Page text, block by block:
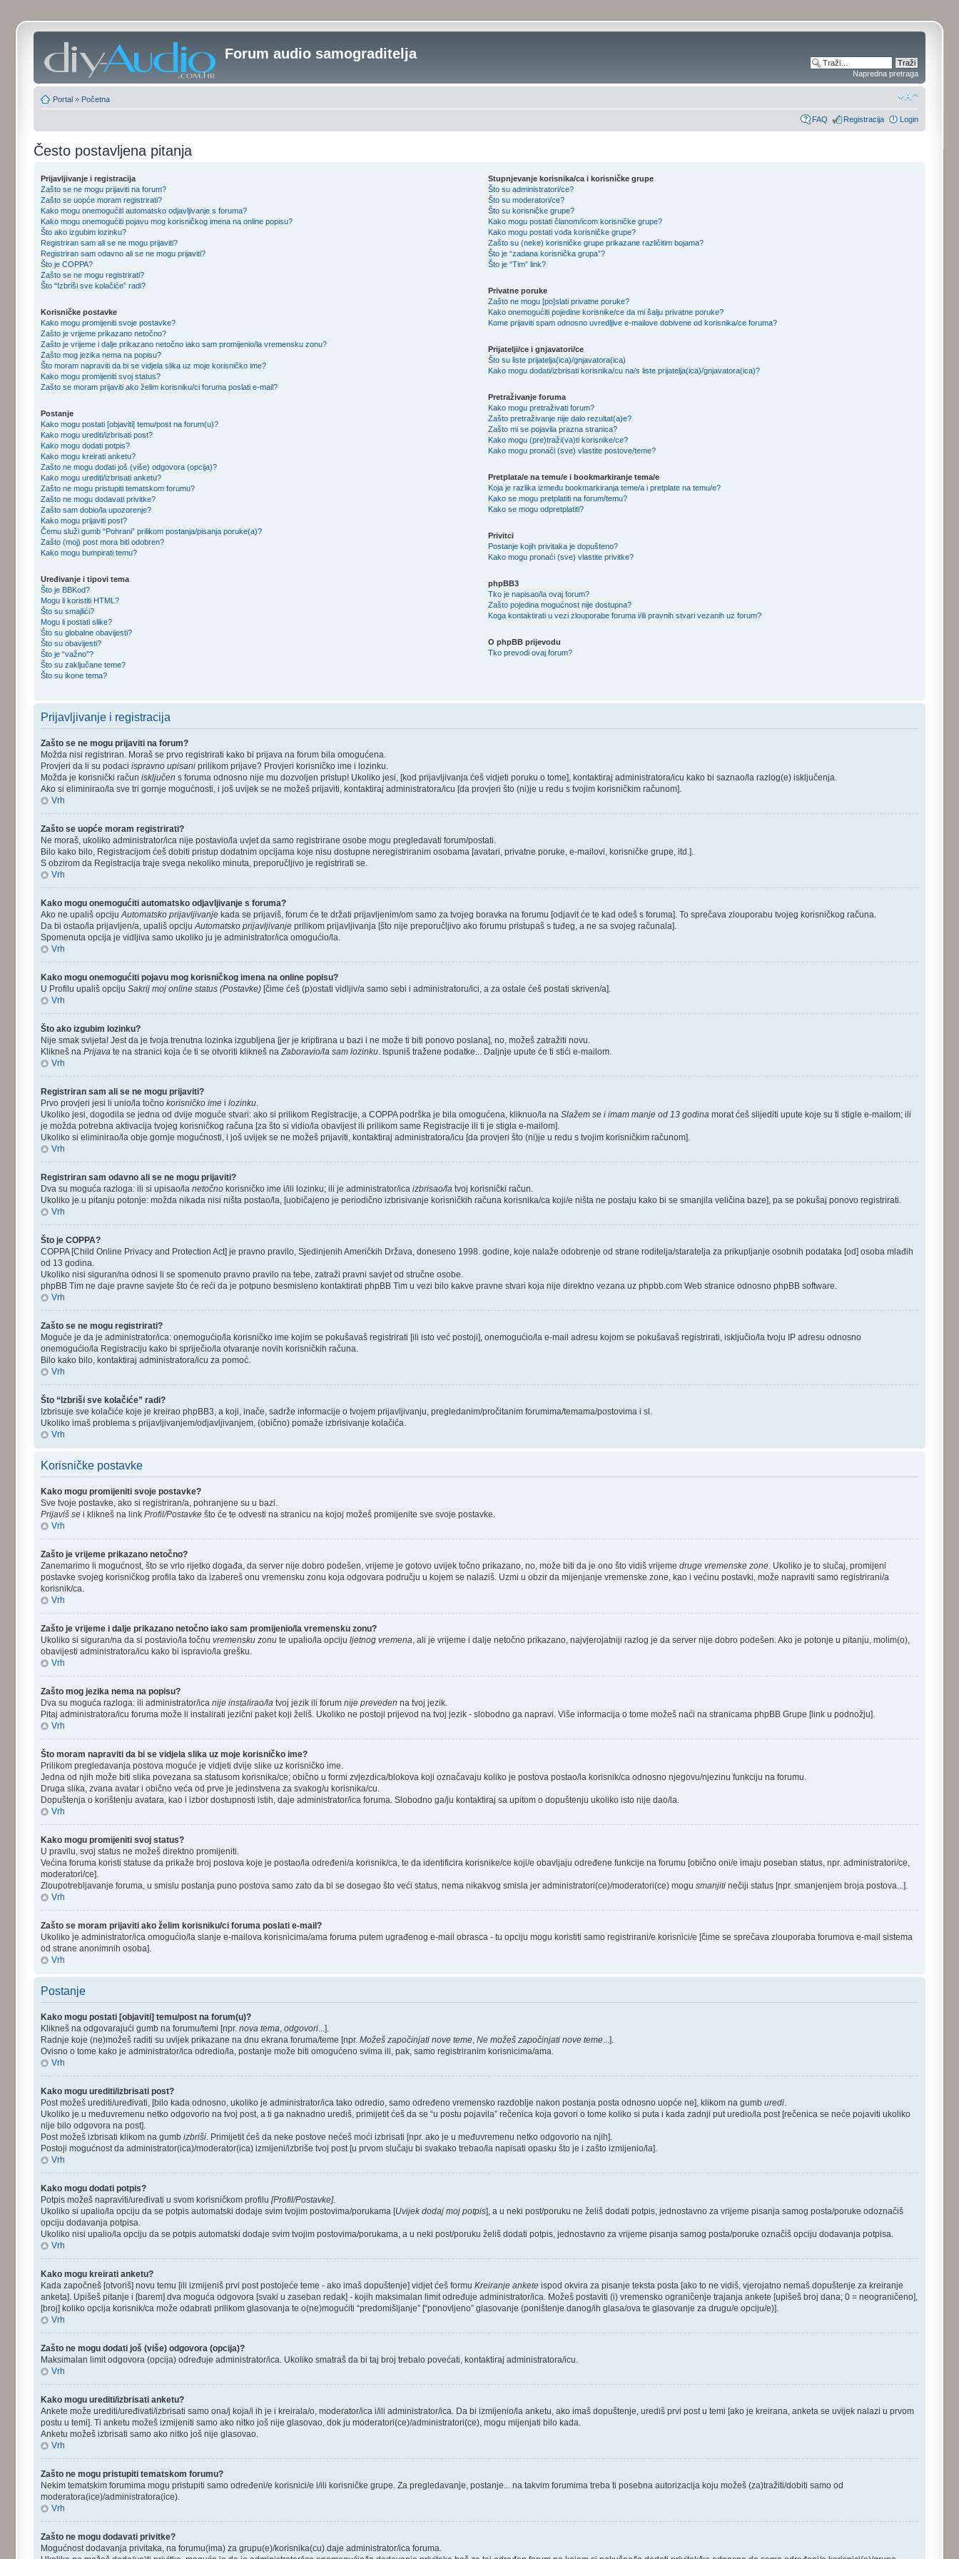
Forum audio samograditelja
Napredna pretraga
Portal » Početna
FAQ Registracija Login
Često postavljena pitanja
Prijavljivanje i registracija
Zašto se ne mogu prijaviti na forum?
Zašto se uopće moram registrirati?
Kako mogu onemogućiti automatsko odjavljivanje s foruma?
Kako mogu onemogućiti pojavu mog korisničkog imena na online popisu?
Što ako izgubim lozinku?
Registriran sam ali se ne mogu prijaviti?
Registriran sam odavno ali se ne mogu prijaviti?
Što je COPPA?
Zašto se ne mogu registrirati?
Što “Izbriši sve kolačiće” radi?
Korisničke postavke
Kako mogu promijeniti svoje postavke?
Zašto je vrijeme prikazano netočno?
Zašto je vrijeme i dalje prikazano netočno iako sam promijenio/la vremensku zonu?
Zašto mog jezika nema na popisu?
Što moram napraviti da bi se vidjela slika uz moje korisničko ime?
Kako mogu promijeniti svoj status?
Zašto se moram prijaviti ako želim korisniku/ci foruma poslati e-mail?
Postanje
Kako mogu postati [objaviti] temu/post na forum(u)?
Kako mogu urediti/izbrisati post?
Kako mogu dodati potpis?
Kako mogu kreirati anketu?
Zašto ne mogu dodati još (više) odgovora (opcija)?
Kako mogu urediti/izbrisati anketu?
Zašto ne mogu pristupiti tematskom forumu?
Zašto ne mogu dodavati privitke?
Zašto sam dobio/la upozorenje?
Kako mogu prijaviti post?
Čemu služi gumb “Pohrani” prilikom postanja/pisanja poruke(a)?
Zašto (moj) post mora biti odobren?
Kako mogu bumpirati temu?
Uređivanje i tipovi tema
Što je BBKod?
Mogu li koristiti HTML?
Što su smajlići?
Mogu li postati slike?
Što su globalne obavijesti?
Što su obavijesti?
Što je “važno”?
Što su zaključane teme?
Što su ikone tema?
Stupnjevanje korisnika/ca i korisničke grupe
Što su administratori/ce?
Što su moderatori/ce?
Što su korisničke grupe?
Kako mogu postati članom/icom korisničke grupe?
Kako mogu postati vođa korisničke grupe?
Zašto su (neke) korisničke grupe prikazane različitim bojama?
Što je “zadana korisnička grupa”?
Što je “Tim” link?
Privatne poruke
Zašto ne mogu [po]slati privatne poruke?
Kako onemogućiti pojedine korisnike/ce da mi šalju privatne poruke?
Kome prijaviti spam odnosno uvredljive e-mailove dobivene od korisnika/ce foruma?
Prijatelji/ce i gnjavatori/ce
Što su liste prijatelja(ica)/gnjavatora(ica)
Kako mogu dodati/izbrisati korisnika/cu na/s liste prijatelja(ica)/gnjavatora(ica)?
Pretraživanje foruma
Kako mogu pretraživati forum?
Zašto pretraživanje nije dalo rezultat(a)e?
Zašto mi se pojavila prazna stranica?
Kako mogu (pre)traži(va)ti korisnike/ce?
Kako mogu pronaći (sve) vlastite postove/teme?
Pretplata/e na temu/e i bookmarkiranje tema/e
Koja je razlika između bookmarkiranja teme/a i pretplate na temu/e?
Kako se mogu pretplatiti na forum/temu?
Kako se mogu odpretplatiti?
Privitci
Postanje kojih privitaka je dopušteno?
Kako mogu pronaći (sve) vlastite privitke?
phpBB3
Tko je napisao/la ovaj forum?
Zašto pojedina mogućnost nije dostupna?
Koga kontaktirati u vezi zlouporabe foruma i/ili pravnih stvari vezanih uz forum?
O phpBB prijevodu
Tko prevodi ovaj forum?
Prijavljivanje i registracija
Zašto se ne mogu prijaviti na forum?
Možda nisi registriran. Moraš se prvo registrirati kako bi prijava na forum bila omogućena.
Provjeri da li su podaciispravno upisani prilikom prijave? Provjeri korisničko ime i lozinku.
Možda je korisnički računisključen s foruma odnosno nije mu dozvoljen pristup! Ukoliko jesi, [kod prijavljivanja ćeš vidjeti poruku o tome], kontaktiraj administratora/icu kako bi saznao/la razlog(e) isključenja.
Ako si eliminirao/la sve tri gornje mogućnosti, i još uvijek se ne možeš prijaviti, kontaktiraj administratora/icu [da provjeri što (ni)je u redu s tvojim korisničkim računom].
Vrh
Zašto se uopće moram registrirati?
Ne moraš, ukoliko administrator/ica nije postavio/la uvjet da samo registrirane osobe mogu pregledavati forum/postati.
Bilo kako bilo, Registracijom ćeš dobiti pristup dodatnim opcijama koje nisu dostupne neregistriranim osobama [avatari, privatne poruke, e-mailovi, korisničke grupe, itd.].
S obzirom da Registracija traje svega nekoliko minuta, preporučljivo je registrirati se.
Vrh
Kako mogu onemogućiti automatsko odjavljivanje s foruma?
Ako ne upališ opcijuAutomatsko prijavljivanje kada se prijaviš, forum će te držati prijavljenim/om samo za tvojeg boravka na forumu [odjavit će te kad odeš s foruma]. To sprečava zlouporabu tvojeg korisničkog računa.
Da bi ostao/la prijavljen/a, upališ opcijuAutomatsko prijavljivanje prilikom prijavljivanja [što nije preporučljivo ako forumu pristupaš s tuđeg, a ne sa svojeg računala].
Spomenuta opcija je vidljiva samo ukoliko ju je administrator/ica omogućio/la.
Vrh
Kako mogu onemogućiti pojavu mog korisničkog imena na online popisu?
U Profilu upališ opcijuSakrij moj online status (Postavke) [čime ćeš (p)ostati vidljiv/a samo sebi i administratoru/ici, a za ostale ćeš postati skriven/a].
Vrh
Što ako izgubim lozinku?
Nije smak svijeta! Jest da je tvoja trenutna lozinka izgubljena [jer je kriptirana u bazi i ne može ti biti ponovo poslana], no, možeš zatražiti novu.
Klikneš naPrijava te na stranici koja će ti se otvoriti klikneš naZaboravio/la sam lozinku. Ispuniš tražene podatke... Daljnje upute će ti stići e-mailom.
Vrh
Registriran sam ali se ne mogu prijaviti?
Prvo provjeri jesi li unio/la točnokorisničko ime ilozinku.
Ukoliko jesi, dogodila se jedna od dvije moguće stvari: ako si prilikom Registracije, a COPPA podrška je bila omogućena, kliknuo/la naSlažem se i imam manje od 13 godina morat ćeš slijediti upute koje su ti stigle e-mailom; ili
je možda potrebna aktivacija tvojeg korisničkog računa [za što si vidio/la obavijest ili prilikom same Registracije ili ti je stigla e-mailom].
Ukoliko si eliminirao/la obje gornje mogućnosti, i još uvijek se ne možeš prijaviti, kontaktiraj administratora/icu [da provjeri što (ni)je u redu s tvojim korisničkim računom].
Vrh
Registriran sam odavno ali se ne mogu prijaviti?
Dva su moguća razloga: ili si upisao/lanetočno korisničko ime i/ili lozinku; ili je administrator/icaizbrisao/la tvoj korisnički račun.
Ukoliko je u pitanju potonje: možda nikada nisi ništa postao/la, [uobičajeno je periodično izbrisivanje korisničkih računa korisnika/ca koji/e ništa ne postaju kako bi se smanjila veličina baze], pa se pokušaj ponovo registrirati.
Vrh
Što je COPPA?
COPPA [Child Online Privacy and Protection Act] je pravno pravilo, Sjedinjenih Američkih Država, doneseno 1998. godine, koje nalaže odobrenje od strane roditelja/staratelja za prikupljanje osobnih podataka [od] osoba mlađih
od 13 godina.
Ukoliko nisi siguran/na odnosi li se spomenuto pravno pravilo na tebe, zatraži pravni savjet od stručne osobe.
phpBB Tim ne daje pravne savjete što će reći da je potpuno besmisleno kontaktirati phpBB Tim u vezi bilo kakve pravne stvari koja nije direktno vezana uz phpbb.com Web stranice odnosno phpBB software.
Vrh
Zašto se ne mogu registrirati?
Moguće je da je administrator/ica: onemogućio/la korisničko ime kojim se pokušavaš registrirati [ili isto već postoji], onemogućio/la e-mail adresu kojom se pokušavaš registrirati, isključio/la tvoju IP adresu odnosno
onemogućio/la Registraciju kako bi spriječio/la otvaranje novih korisničkih računa.
Bilo kako bilo, kontaktiraj administratora/icu za pomoć.
Vrh
Što “Izbriši sve kolačiće” radi?
Izbrisuje sve kolačiće koje je kreirao phpBB3, a koji, inače, sadrže informacije o tvojem prijavljivanju, pregledanim/pročitanim forumima/temama/postovima i sl.
Ukoliko imaš problema s prijavljivanjem/odjavljivanjem, (obično) pomaže izbrisivanje kolačića.
Vrh
Korisničke postavke
Kako mogu promijeniti svoje postavke?
Sve tvoje postavke, ako si registriran/a, pohranjene su u bazi.
Prijaviš se i klikneš na linkProfil/Postavke što će te odvesti na stranicu na kojoj možeš promijenite sve svoje postavke.
Vrh
Zašto je vrijeme prikazano netočno?
Zanemarimo li mogućnost, što se vrlo rijetko događa, da server nije dobro podešen, vrijeme je gotovo uvijek točno prikazano, no, može biti da je ono što vidiš vrijemedruge vremenske zone. Ukoliko je to slučaj, promijeni
postavke svojeg korisničkog profila tako da izabereš onu vremensku zonu koja odgovara području u kojem se nalaziš. Uzmi u obzir da mijenjanje vremenske zone, kao i većinu postavki, može napraviti samo registrirani/a
korisnik/ca.
Vrh
Zašto je vrijeme i dalje prikazano netočno iako sam promijenio/la vremensku zonu?
Ukoliko si siguran/na da si postavio/la točnuvremensku zonu te upalio/la opcijuljetnog vremena, ali je vrijeme i dalje netočno prikazano, najvjerojatniji razlog je da server nije dobro podešen. Ako je potonje u pitanju, molim(o),
obavijesti administratora/icu kako bi ispravio/la grešku.
Vrh
Zašto mog jezika nema na popisu?
Dva su moguća razloga: ili administrator/icanije instalirao/la tvoj jezik ili forumnije preveden na tvoj jezik.
Pitaj administratora/icu foruma može li instalirati jezični paket koji želiš. Ukoliko ne postoji prijevod na tvoj jezik - slobodno ga napravi. Više informacija o tome možeš naći na stranicama phpBB Grupe [link u podnožju].
Vrh
Što moram napraviti da bi se vidjela slika uz moje korisničko ime?
Prilikom pregledavanja postova moguće je vidjeti dvije slike uz korisničko ime.
Jedna od njih može biti slika povezana sa statusom korisnika/ce; obično u formi zvjezdica/blokova koji označavaju koliko je postova postao/la korisnik/ca odnosno njegovu/njezinu funkciju na forumu.
Druga slika, zvana avatar i obično veća od prve je jedinstvena za svakog/u korisnika/cu.
Dopuštenja o korištenju avatara, kao i izbor dostupnosti istih, daje administrator/ica foruma. Slobodno ga/ju kontaktiraj sa upitom o dopuštenju ukoliko isto nije dao/la.
Vrh
Kako mogu promijeniti svoj status?
U pravilu, svoj status ne možeš direktno promijeniti.
Većina foruma koristi statuse da prikaže broj postova koje je postao/la određeni/a korisnik/ca, te da identificira korisnike/ce koji/e obavljaju određene funkcije na forumu [obično oni/e imaju poseban status, npr. administratori/ce,
moderatori/ce].
Zloupotrebljavanje foruma, u smislu postanja puno postova samo zato da bi se dosegao što veći status, nema nikakvog smisla jer administratori(ce)/moderatori(ce) mogusmanjiti nečiji status [npr. smanjenjem broja postova...].
Vrh
Zašto se moram prijaviti ako želim korisniku/ci foruma poslati e-mail?
Ukoliko je administrator/ica omogućio/la slanje e-mailova korisnicima/ama foruma putem ugrađenog e-mail obrasca - tu opciju mogu koristiti samo registrirani/e korisnici/e [čime se sprečava zlouporaba forumova e-mail sistema
od strane anonimnih osoba].
Vrh
Postanje
Kako mogu postati [objaviti] temu/post na forum(u)?
Klikneš na odgovarajući gumb na forumu/temi [npr.nova tema,odgovori...].
Radnje koje (ne)možeš raditi su uvijek prikazane na dnu ekrana foruma/teme [npr.Možeš započinjati nove teme,Ne možeš započinjati nove teme...].
Ovisno o tome kako je administrator/ica odredio/la, postanje može biti omogućeno svima ili, pak, samo registriranim korisnicima/ama.
Vrh
Kako mogu urediti/izbrisati post?
Post možeš urediti/uređivati, [bilo kada odnosno, ukoliko je administrator/ica tako odredio, samo određeno vremensko razdoblje nakon postanja posta odnosno uopće ne], klikom na gumburedi.
Ukoliko je u međuvremenu netko odgovorio na tvoj post, a ti ga naknadno urediš, primijetit ćeš da se “u postu pojavila” rečenica koja govori o tome koliko si puta i kada zadnji put uredio/la post [rečenica se neće pojaviti ukoliko
nije bilo odgovora na post].
Post možeš izbrisati klikom na gumbizbriši. Primijetit ćeš da neke postove nećeš moći izbrisati [npr. ako je u međuvremenu netko odgovorio na njih].
Postoji mogućnost da administrator(ica)/moderator(ica) izmijeni/izbriše tvoj post [u prvom slučaju bi svakako trebao/la napisati opasku što je i zašto izmijenio/la].
Vrh
Kako mogu dodati potpis?
Potpis možeš napraviti/uređivati u svom korisničkom profilu[Profil/Postavke].
Ukoliko si upalio/la opciju da se potpis automatski dodaje svim tvojim postovima/porukama [Uvijek dodaj moj potpis], a u neki post/poruku ne želiš dodati potpis, jednostavno za vrijeme pisanja samog posta/poruke odoznačiš
opciju dodavanja potpisa.
Ukoliko nisi upalio/la opciju da se potpis automatski dodaje svim tvojim postovima/porukama, a u neki post/poruku želiš dodati potpis, jednostavno za vrijeme pisanja samog posta/poruke označiš opciju dodavanja potpisa.
Vrh
Kako mogu kreirati anketu?
Kada započneš [otvoriš] novu temu [ili izmijeniš prvi post postojeće teme - ako imaš dopuštenje] vidjet ćeš formuKreiranje ankete ispod okvira za pisanje teksta posta [ako to ne vidiš, vjerojatno nemaš dopuštenje za kreiranje
anketa]. Upišeš pitanje i [barem] dva moguća odgovora [svaki u zaseban redak] - kojih maksimalan limit određuje administrator/ica. Možeš postaviti (i) vremensko ograničenje trajanja ankete [upišeš broj dana; 0 = neograničeno],
[broj] koliko opcija korisnik/ca može odabrati prilikom glasovanja te o(ne)mogućiti “predomišljanje” [“ponovljeno” glasovanje (poništenje danog/ih glasa/ova te glasovanje za drugu/e opciju/e)].
Vrh
Zašto ne mogu dodati još (više) odgovora (opcija)?
Maksimalan limit odgovora (opcija) određuje administrator/ica. Ukoliko smatraš da bi taj broj trebalo povećati, kontaktiraj administratora/icu.
Vrh
Kako mogu urediti/izbrisati anketu?
Ankete može urediti/uređivati/izbrisati samo ona/j koja/i ih je i kreirala/o, moderator/ica i/ili administrator/ica. Da bi izmijenio/la anketu, ako imaš dopuštenje, urediš prvi post u temi [ako je kreirana, anketa se uvijek nalazi u prvom
postu u temi]. Ti anketu možeš izmijeniti samo ako nitko još nije glasovao, dok ju moderatori(ce)/administratori(ce), mogu mijenjati bilo kada.
Anketu možeš izbrisati samo ako nitko još nije glasovao.
Vrh
Zašto ne mogu pristupiti tematskom forumu?
Nekim tematskim forumima mogu pristupiti samo određeni/e korisnici/e i/ili korisničke grupe. Za pregledavanje, postanje... na takvim forumima treba ti posebna autorizacija koju možeš (za)tražiti/dobiti samo od
moderatora(ice)/administratora(ice).
Vrh
Zašto ne mogu dodavati privitke?
Mogućnost dodavanja privitaka, na forumu(ima) za grupu(e)/korisnika(cu) daje administrator/ica foruma.